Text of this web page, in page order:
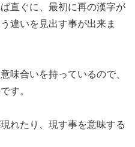
直ぐに、最初に再の漢字が
違いを見出す事が出来ま
味合いを持っているので、
す。
れたり、現す事を意味する